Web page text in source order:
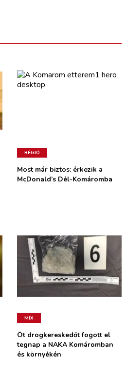
RÉGIÓ
Most már biztos: érkezik a
McDonald’s Dél-Komáromba
MIX
Öt drogkereskedőt fogott el
tegnap a NAKA Komáromban
és környékén